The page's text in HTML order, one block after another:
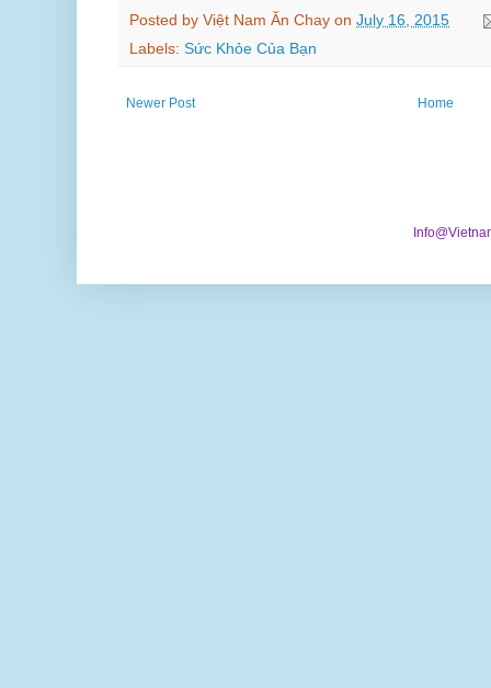
Posted by Việt Nam Ăn Chay on July 16, 2015
Labels: Sức Khỏe Của Bạn
Newer Post Home